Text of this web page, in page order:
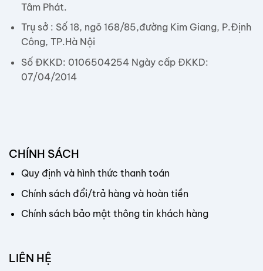
Tâm Phát.
Trụ sở : Số 18, ngõ 168/85,đường Kim Giang, P.Định
Công, TP.Hà Nội
Số ĐKKD: 0106504254 Ngày cấp ĐKKD:
07/04/2014
CHÍNH SÁCH
Quy định và hình thức thanh toán
Chính sách đổi/trả hàng và hoàn tiền
Chính sách bảo mật thông tin khách hàng
LIÊN HỆ